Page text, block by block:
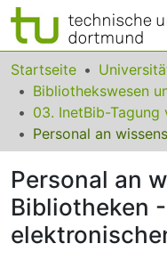
Bereiche &
Das gesamte
Statistiken
FAQ
Leitlinien
Zurück zur Startseite
Startseite
Personal an
Bibliotheken